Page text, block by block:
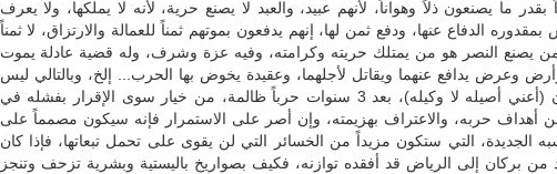
بقدر ما يصنعون ذلاً وهواناً، لأنهم عبيد، والعبد لا يصنع حرية، لأنه لا يملكها، ولا يعرف
بمقدوره الدفاع عنها، ودفع ثمن لها، إنهم يدفعون بموتهم ثمناً للعمالة والارتزاق، لا ثمناً
يصنع النصر هو من يمتلك حريته وكرامته، وفيه عزة وشرف، وله قضية عادلة يموت
وعرض يدافع عنهما ويقاتل لأجلهما، وعقيدة يخوض بها الحرب... إلخ، وبالتالي ليس
أمام العدوان (أعني أصيله لا وكيله)، بعد 3 سنوات حرباً ظالمة، من خيار سوى الإقرار بفشله في
أهداف حربه، والاعتراف بهزيمته، وإن أصر على الاستمرار فإنه سيكون مصمماً على
الجديدة، التي ستكون مزيداً من الخسائر التي لن يقوى على تحمل تبعاتها، فإذا كان
بركان إلى الرياض قد أفقده توازنه، فكيف بصواريخ باليستية وبشرية تزحف وتنجز